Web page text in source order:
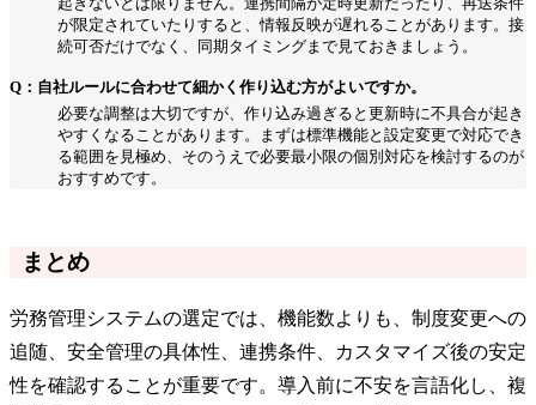
が限定されていたりすると、情報反映が遅れることがあります。接
続可否だけでなく、同期タイミングまで見ておきましょう。
Q：自社ルールに合わせて細かく作り込む方がよいですか。
必要な調整は大切ですが、作り込み過ぎると更新時に不具合が起き
やすくなることがあります。まずは標準機能と設定変更で対応でき
る範囲を見極め、そのうえで必要最小限の個別対応を検討するのが
おすすめです。
まとめ
労務管理システムの選定では、機能数よりも、制度変更への
追随、安全管理の具体性、連携条件、カスタマイズ後の安定
性を確認することが重要です。導入前に不安を言語化し、複